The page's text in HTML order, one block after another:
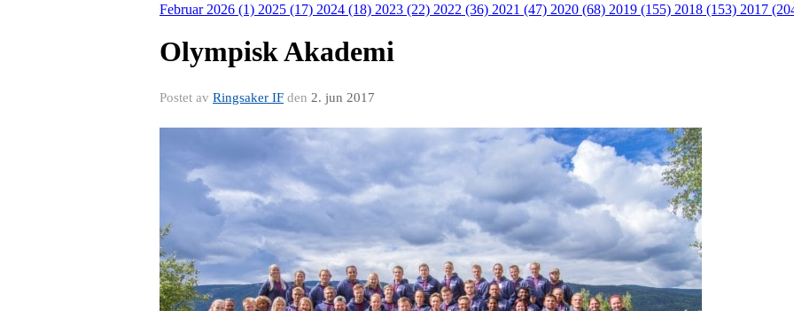
Februar 2026 (1) 2025 (17) 2024 (18) 2023 (22) 2022 (36) 2021 (47) 2020 (68) 2019 (155) 2018 (153) 2017
Olympisk Akademi
Postet av Ringsaker IF den 2. jun 2017